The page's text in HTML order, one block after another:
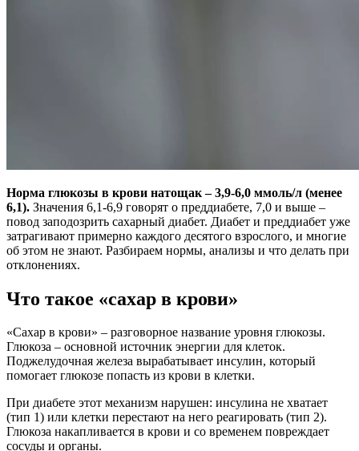
Норма глюкозы в крови натощак – 3,9-6,0 ммоль/л (менее
6,1). Значения 6,1-6,9 говорят о преддиабете, 7,0 и выше –
повод заподозрить сахарный диабет. Диабет и преддиабет уже
затрагивают примерно каждого десятого взрослого, и многие
об этом не знают. Разбираем нормы, анализы и что делать при
отклонениях.
Что такое «сахар в крови»
«Сахар в крови» – разговорное название уровня глюкозы.
Глюкоза – основной источник энергии для клеток.
Поджелудочная железа вырабатывает инсулин, который
помогает глюкозе попасть из крови в клетки.
При диабете этот механизм нарушен: инсулина не хватает
(тип 1) или клетки перестают на него реагировать (тип 2).
Глюкоза накапливается в крови и со временем повреждает
сосуды и органы.